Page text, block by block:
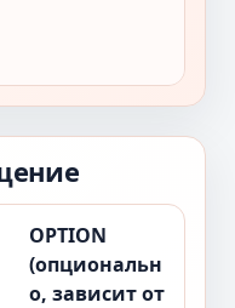
OPTION
(опциональн
о, зависит от